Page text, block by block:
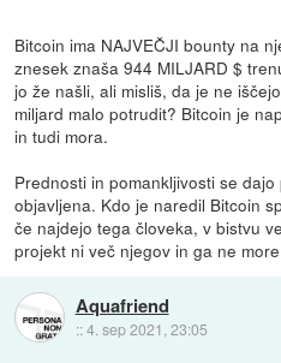
Bitcoin ima NAJVEČJI bounty na
znesek znaša 944 MILJARD $
jo že našli, ali misliš, da je ne
miljard malo potrudit? Bitcoin je
in tudi mora.
Prednosti in pomankljivosti se
objavljena. Kdo je naredil Bitcoin
če najdejo tega človeka, v bistvu
projekt ni več njegov in ga ne
Aquafriend
::4. sep 2021, 23:05